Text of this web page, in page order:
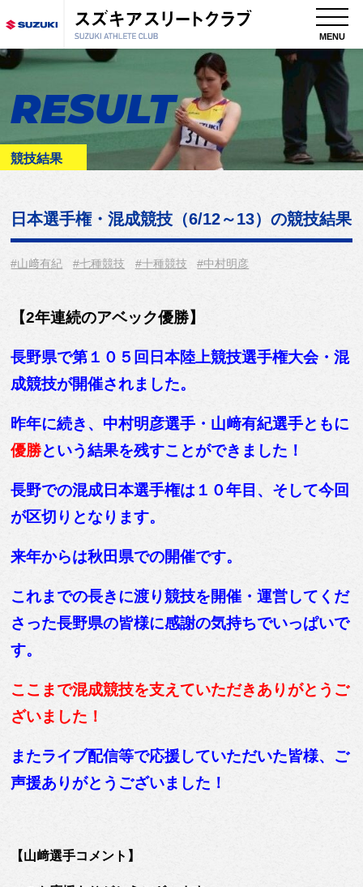
MENU
RESULT
競技結果
日本選手権・混成競技（6/12～13）の競技結果
#山﨑有紀 #七種競技 #十種競技 #中村明彦
【2年連続のアベック優勝】
長野県で第１０５回日本陸上競技選手権大会・混
成競技が開催されました。
昨年に続き、中村明彦選手・山﨑有紀選手ともに
優勝という結果を残すことができました！
長野での混成 日本選手権は１０年目、そして今回
が区切りとなります。
来年からは秋田県での開催です。
これまでの長きに渡り競技を開催・運営してくだ
さった長野県の皆様に感謝の気持ちでいっぱいで
す。
ここまで混成競技を支えていただきありがとうご
ざいました！
またライブ配信等で応援していただいた皆様、ご
声援ありがとうございました！
【山﨑選手コメント】